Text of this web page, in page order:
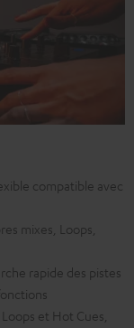
compatible avec
mixes, Loops,
rapide des pistes
et Hot Cues,